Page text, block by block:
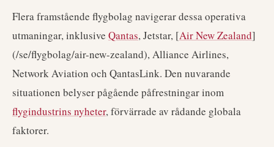
Flera framstående flygbolag navigerar dessa operativa
utmaningar, inklusive Qantas, Jetstar, [Air New Zealand]
(/se/flygbolag/air-new-zealand), Alliance Airlines,
Network Aviation och QantasLink. Den nuvarande
situationen belyser pågående påfrestningar inom
flygindustrins nyheter, förvärrade av rådande globala
faktorer.